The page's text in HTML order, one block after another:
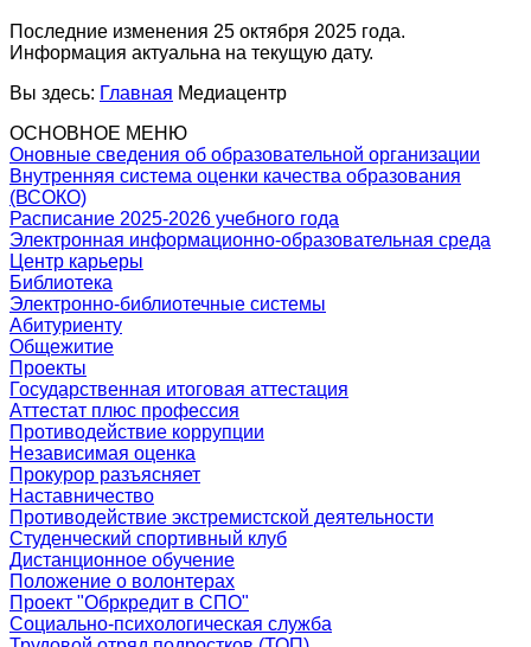
Последние изменения 25 октября 2025 года.
Информация актуальна на текущую дату.
Вы здесь: Главная Медиацентр
ОСНОВНОЕ МЕНЮ
Оновные сведения об образовательной организации
Внутренняя система оценки качества образования
(ВСОКО)
Расписание 2025-2026 учебного года
Электронная информационно-образовательная среда
Центр карьеры
Библиотека
Электронно-библиотечные системы
Абитуриенту
Общежитие
Проекты
Государственная итоговая аттестация
Аттестат плюс профессия
Противодействие коррупции
Независимая оценка
Прокурор разъясняет
Наставничество
Противодействие экстремистской деятельности
Студенческий спортивный клуб
Дистанционное обучение
Положение о волонтерах
Проект "Обркредит в СПО"
Социально-психологическая служба